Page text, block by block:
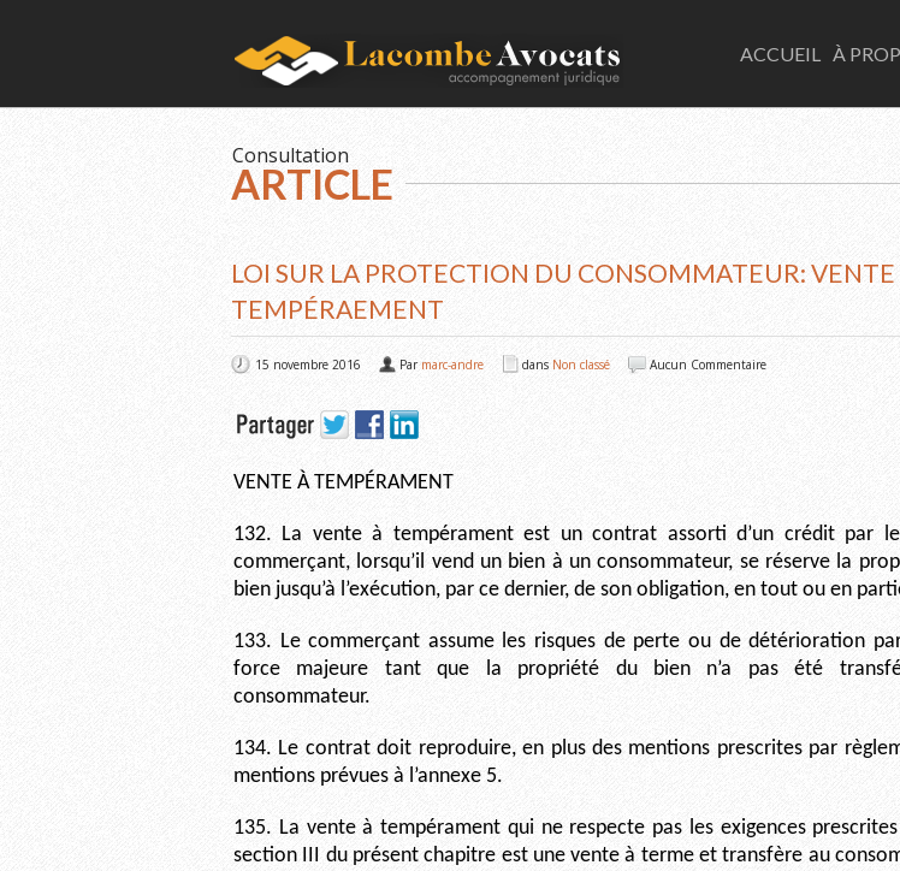
LACOMBE AVOCATS
ACCUEIL À
Consultation
ARTICLE
LOI SUR LA PROTECTION DU CONSOMMATEUR: VENTE
TEMPÉRAEMENT
15 novembre 2016 Par marc-andre dans Non classé Aucun Commentaire
VENTE À TEMPÉRAMENT
132. La vente à tempérament est un contrat assorti d’un crédit par
commerçant, lorsqu’il vend un bien à un consommateur, se réserve la
bien jusqu’à l’exécution, par ce dernier, de son obligation, en tout ou en
133. Le commerçant assume les risques de perte ou de détérioration
force majeure tant que la propriété du bien n’a pas été
consommateur.
134. Le contrat doit reproduire, en plus des mentions prescrites par
mentions prévues à l’annexe 5.
135. La vente à tempérament qui ne respecte pas les exigences
section III du présent chapitre est une vente à terme et transfère au